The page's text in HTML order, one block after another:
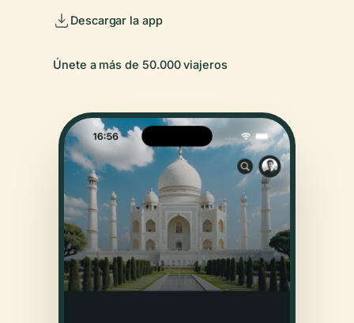
Descargar la app
Únete a más de 50.000 viajeros